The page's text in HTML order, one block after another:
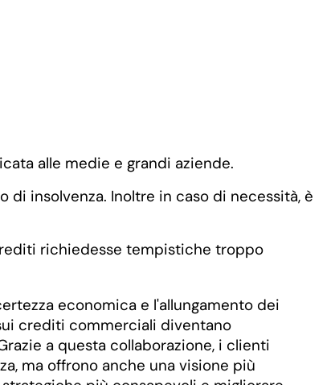
alle medie e grandi aziende.
insolvenza. Inoltre in caso di necessità, è
richiedesse tempistiche troppo
economica e l'allungamento dei
crediti commerciali diventano
a questa collaborazione, i clienti
ma offrono anche una visione più